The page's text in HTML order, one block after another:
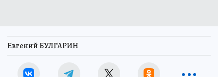
Евгений БУЛГАРИН